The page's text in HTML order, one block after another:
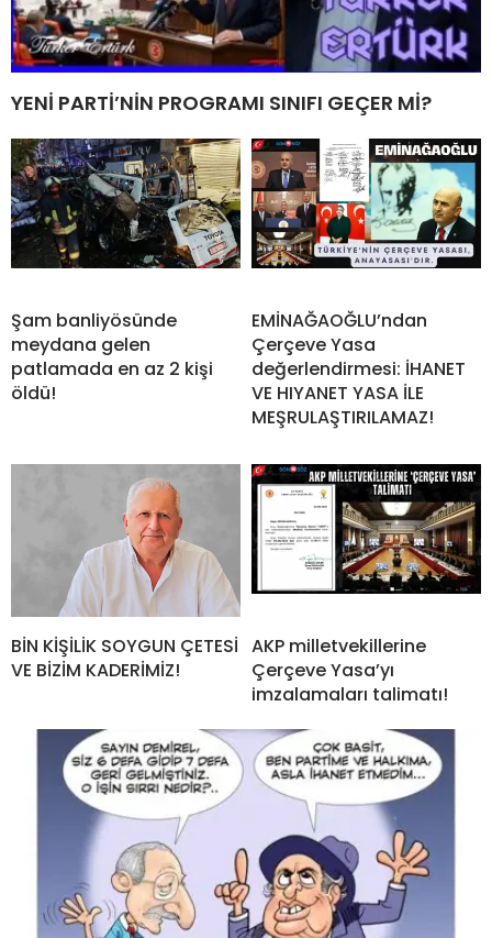
YENİ PARTİ’NİN PROGRAMI SINIFI GEÇER Mİ?
Şam banliyösünde
meydana gelen
patlamada en az 2 kişi
öldü!
EMİNAĞAOĞLU’ndan
Çerçeve Yasa
değerlendirmesi: İHANET
VE HIYANET YASA İLE
MEŞRULAŞTIRILAMAZ!
BİN KİŞİLİK SOYGUN ÇETESİ
VE BİZİM KADERİMİZ!
AKP milletvekillerine
Çerçeve Yasa’yı
imzalamaları talimatı!